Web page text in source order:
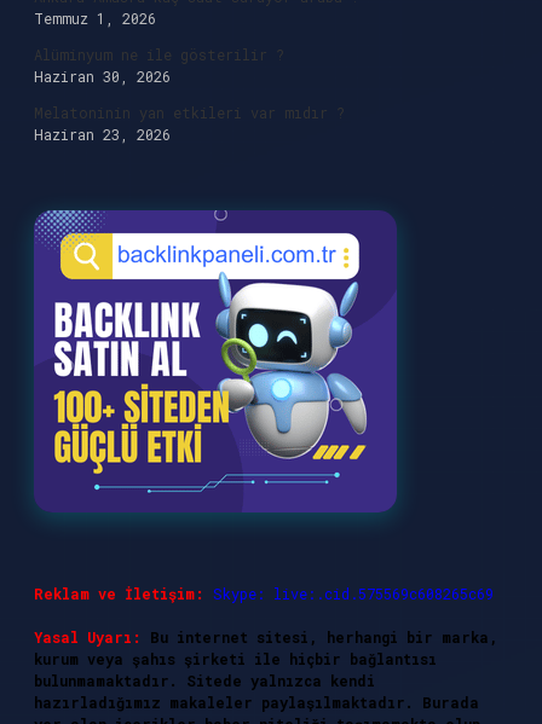
Temmuz 1, 2026
Alüminyum ne ile gösterilir ?
Haziran 30, 2026
Melatoninin yan etkileri var mıdır ?
Haziran 23, 2026
Reklam ve İletişim: Skype: live:.cid.575569c608265c69
Yasal Uyarı:
Bu internet sitesi, herhangi bir marka,
kurum veya şahıs şirketi ile hiçbir bağlantısı
bulunmamaktadır. Sitede yalnızca kendi
hazırladığımız makaleler paylaşılmaktadır. Burada